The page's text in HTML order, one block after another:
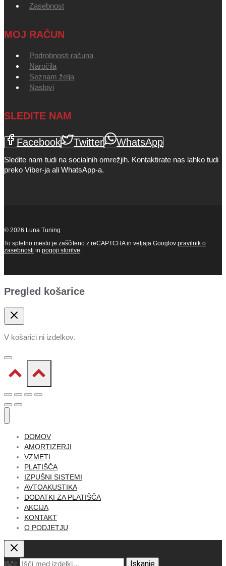
Zasebnost
MOJ RAČUN
Podrobnosti računa
Naročila
Seznam želja
Naslovi
SLEDITE NAM
Facebook Twitter WhatsApp
Sledite nam tudi na socialnih omrežjih. Kontaktirate nas lahko tudi
preko Viber-ja ali WhatsApp-a.
© 2026 Luna Tuning
To spletno mesto je zaščiteno z reCAPTCHA in veljaja Googlov pravilnik o
zasebnosti in pogoji storitve.
Pregled košarice
V košarici ni izdelkov.
DOMOV
AMORTIZERJI
VZMETI
PLATIŠČA
IZPUŠNI SISTEMI
AVTOAKUSTIKA
DODATKI ZA PLATIŠČA
AKCIJA
KONTAKT
O PODJETJU
Išči: Iskanje